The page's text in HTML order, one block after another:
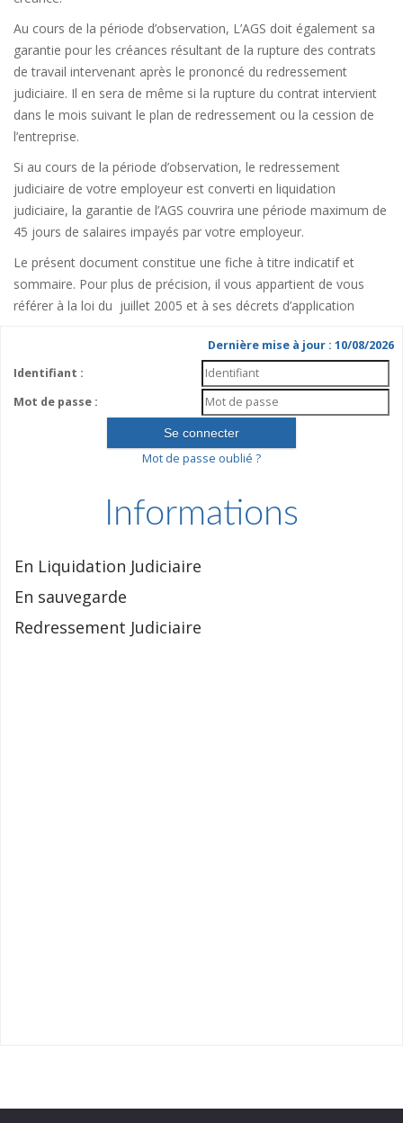
Au cours de la période d’observation, L’AGS doit également sa
garantie pour les créances résultant de la rupture des contrats
de travail intervenant après le prononcé du redressement
judiciaire. Il en sera de même si la rupture du contrat intervient
dans le mois suivant le plan de redressement ou la cession de
l’entreprise.
Si au cours de la période d’observation, le redressement
judiciaire de votre employeur est converti en liquidation
judiciaire, la garantie de l’AGS couvrira une période maximum de
45 jours de salaires impayés par votre employeur.
Le présent document constitue une fiche à titre indicatif et
sommaire. Pour plus de précision, il vous appartient de vous
référer à la loi du juillet 2005 et à ses décrets d’application
Dernière mise à jour : 10/08/2026
Identifiant :
Mot de passe :
Mot de passe oublié ?
Informations
En Liquidation Judiciaire
En sauvegarde
Redressement Judiciaire